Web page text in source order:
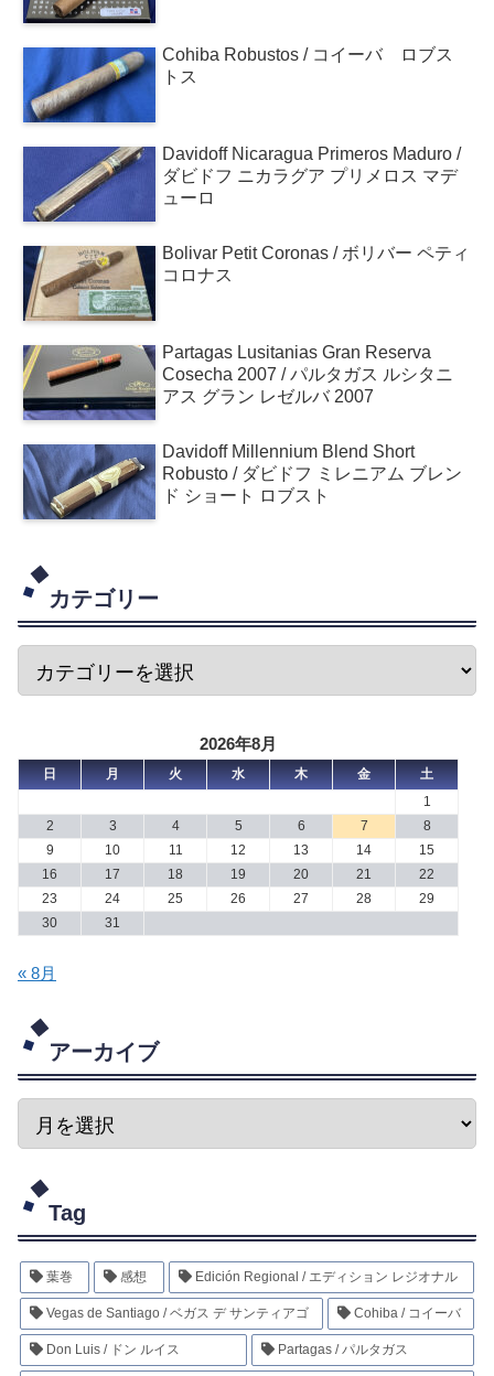
Cohiba Robustos / コイーバ ロブス
トス
Davidoff Nicaragua Primeros Maduro /
ダビドフ ニカラグア プリメロス マデ
ューロ
Bolivar Petit Coronas / ボリバー ペティ
コロナス
Partagas Lusitanias Gran Reserva
Cosecha 2007 / パルタガス ルシタニ
アス グラン レゼルバ 2007
Davidoff Millennium Blend Short
Robusto / ダビドフ ミレニアム ブレン
ド ショート ロブスト
カテゴリー
2026年8月
日 月 火 水 木 金
土
1
2
3 4 5 6 7
8
9
10 11 12 13 14
15
16
17 18 19 20 21
22
23
24 25 26 27 28
29
30
31
« 8月
アーカイブ
Tag
葉巻 感想 Edición Regional / エディション レジオナル
Vegas de Santiago / ベガス デ サンティアゴ Cohiba / コイーバ
Don Luis / ドン ルイス Partagas / パルタガス